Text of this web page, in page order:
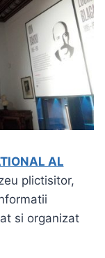
AL
plictisitor,
si organizat